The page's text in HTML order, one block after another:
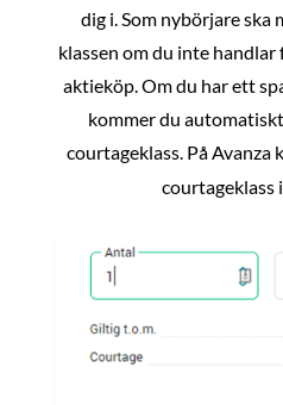
dig i. Som nybörjare ska
klassen om du inte
aktieköp. Om du har ett
kommer du
courtageklass. På Avanza
courtageklass